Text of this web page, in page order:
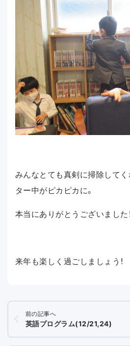
みんなとても真剣に掃除してく
ター中がピカピカに。
本当にありがとうございました
来年も楽しく過ごしましょう！
前の記事へ
英語プログラム(12/21,24)